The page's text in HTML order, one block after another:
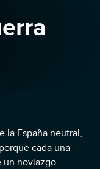
la España neutral,
cada una
un noviazgo.